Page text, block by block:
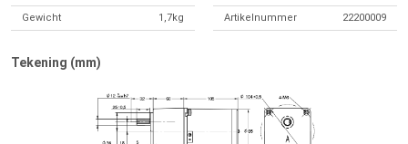
Gewicht 1,7kg Artikelnummer 22200009
Tekening (mm)